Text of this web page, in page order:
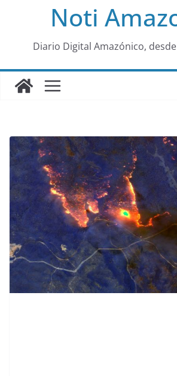
al
Noti
Diario Digital Amazónico,